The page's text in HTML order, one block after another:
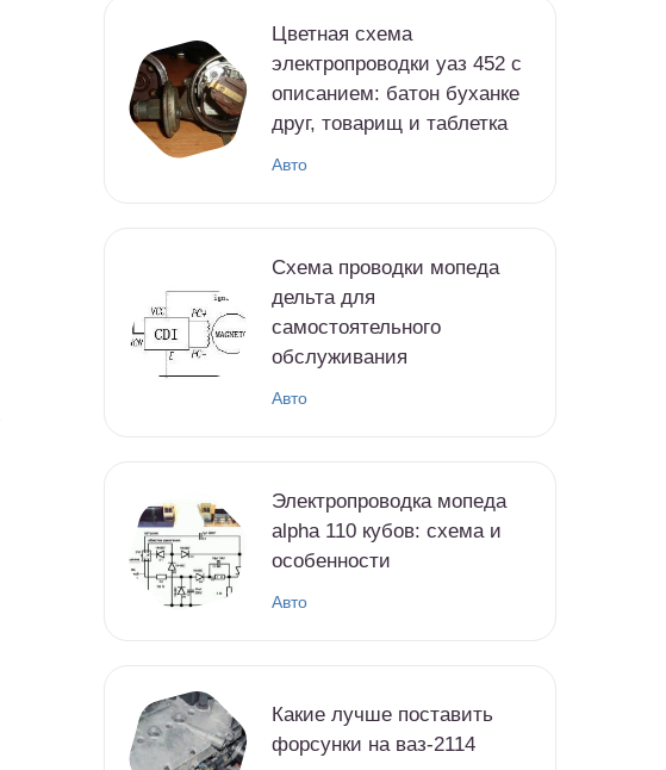
Цветная схема
электропроводки уаз 452 с
описанием: батон буханке
друг, товарищ и таблетка
Авто
Схема проводки мопеда
дельта для
самостоятельного
обслуживания
Авто
Электропроводка мопеда
alpha 110 кубов: схема и
особенности
Авто
Какие лучше поставить
форсунки на ваз-2114